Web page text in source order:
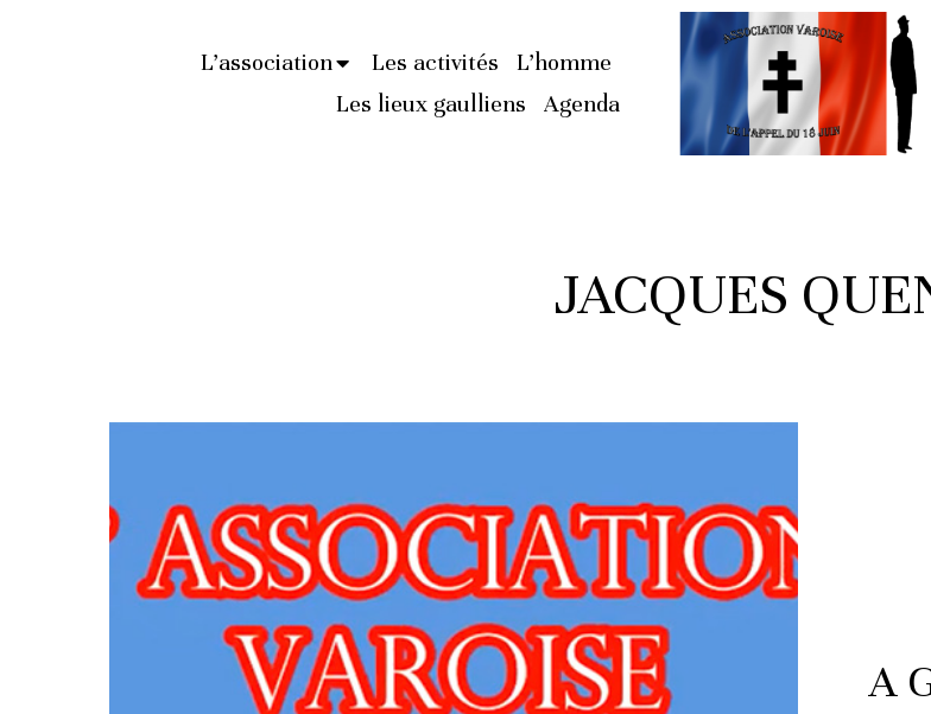
L’association Les activités
L’homme
Les lieux gaulliens
Agenda
JACQUES
A